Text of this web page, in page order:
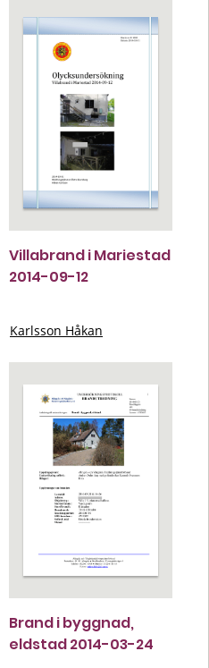
Villabrand i Mariestad
2014-09-12
Karlsson Håkan
Brand i byggnad,
eldstad 2014-03-24